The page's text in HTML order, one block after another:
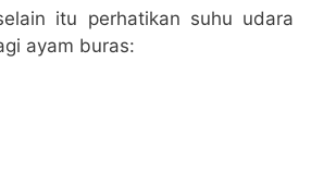
itu perhatikan suhu udara
ayam buras: